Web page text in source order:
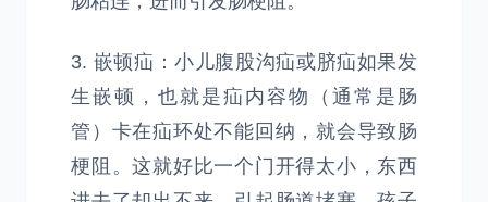
3. 嵌顿疝：小儿腹股沟疝或脐疝如果发
生嵌顿，也就是疝内容物（通常是肠
管）卡在疝环处不能回纳，就会导致肠
梗阻。这就好比一个门开得太小，东西